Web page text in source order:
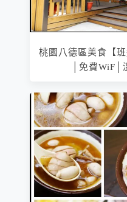
桃園八德區美食【
│免費WiF│